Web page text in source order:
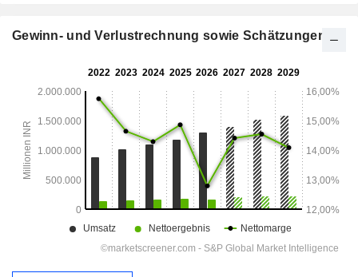
Gewinn- und Verlustrechnung sowie Schätzungen